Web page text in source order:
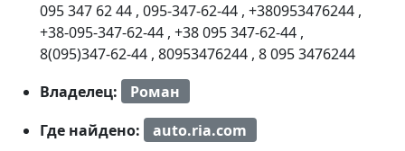
095 347 62 44 , 095-347-62-44 , +380953476244 ,
+38-095-347-62-44 , +38 095 347-62-44 ,
8(095)347-62-44 , 80953476244 , 8 095 3476244
Владелец:
Роман
Где найдено:
auto.ria.com